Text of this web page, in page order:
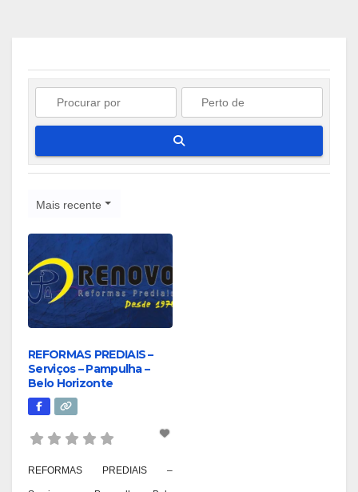
Mais recente
REFORMAS PREDIAIS –
Serviços – Pampulha –
Belo Horizonte
REFORMAS PREDIAIS –